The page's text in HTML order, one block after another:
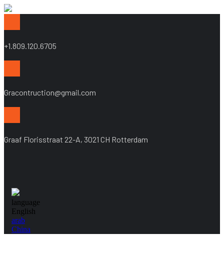
+1.809.120.6705
Gracontruction@gmail.com
Graaf Florisstraat 22-A, 3021 CH Rotterdam
language
English
arab
China